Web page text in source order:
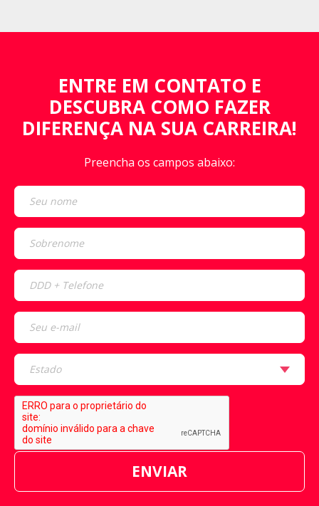
ENTRE EM CONTATO E
DESCUBRA COMO FAZER
DIFERENÇA NA SUA CARREIRA!
Preencha os campos abaixo: